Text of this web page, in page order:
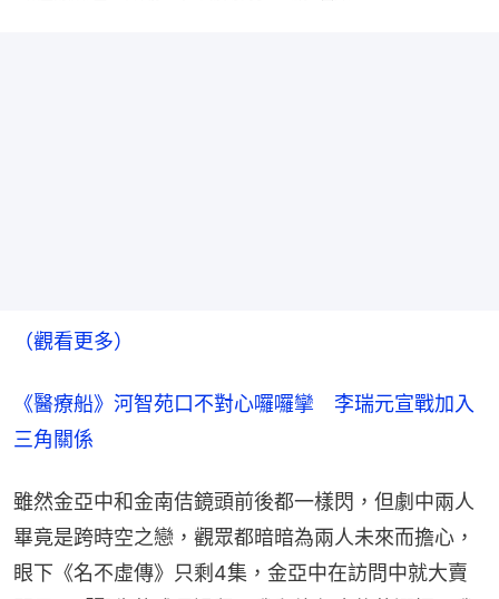
（觀看更多）
《醫療船》河智苑口不對心囉囉攣　李瑞元宣戰加入
三角關係
雖然金亞中和金南佶鏡頭前後都一樣閃，但劇中兩人
畢竟是跨時空之戀，觀眾都暗暗為兩人未來而擔心，
眼下《名不虛傳》只剩4集，金亞中在訪問中就大賣